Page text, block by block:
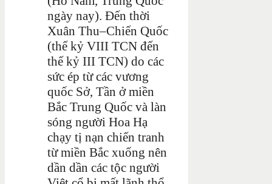
ngày nay). Đến thời
Xuân Thu–Chiến Quốc
(thế kỷ VIII TCN đến
thế kỷ III TCN) do các
sức ép từ các vương
quốc Sở, Tần ở miền
Bắc Trung Quốc và làn
sóng người Hoa Hạ
chạy tị nạn chiến tranh
từ miền Bắc xuống nên
dần dần các tộc người